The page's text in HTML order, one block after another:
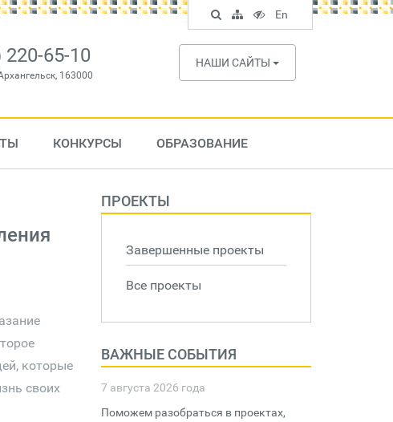
220-65-10
163000
НАШИ САЙТЫ
КОНКУРСЫ ОБРАЗОВАНИЕ
которые
своих
ПРОЕКТЫ
Завершенные проекты
Все проекты
ВАЖНЫЕ СОБЫТИЯ
7 августа 2026 года
Поможем разобраться в проектах,
Поиск
по
сайту
Карта
сайта
Версия
для
слабовидящих
En
English